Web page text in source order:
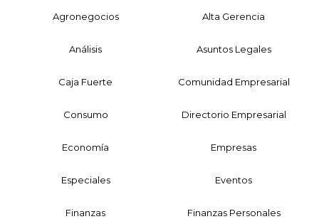
Agronegocios Alta Gerencia
Análisis Asuntos Legales
Caja Fuerte Comunidad Empresarial
Consumo Directorio Empresarial
Economía Empresas
Especiales Eventos
Finanzas Finanzas Personales